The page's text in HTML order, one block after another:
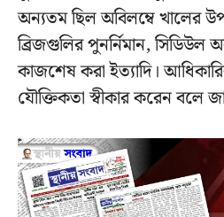
অন‍্যতম ছিল অবিলম্বে খালের
ব্রিজগুলির পুনর্নিমান, সিডিউল
কাজশেষ করা ইত‍্যাদি।
যৌক্তিকতা স্বীকার করেন বলে